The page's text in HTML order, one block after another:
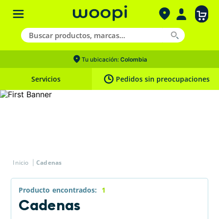
Tu ubicación: Colombia
Servicios Pedidos sin preocupaciones
Cadenas
1
Producto
Cadenas